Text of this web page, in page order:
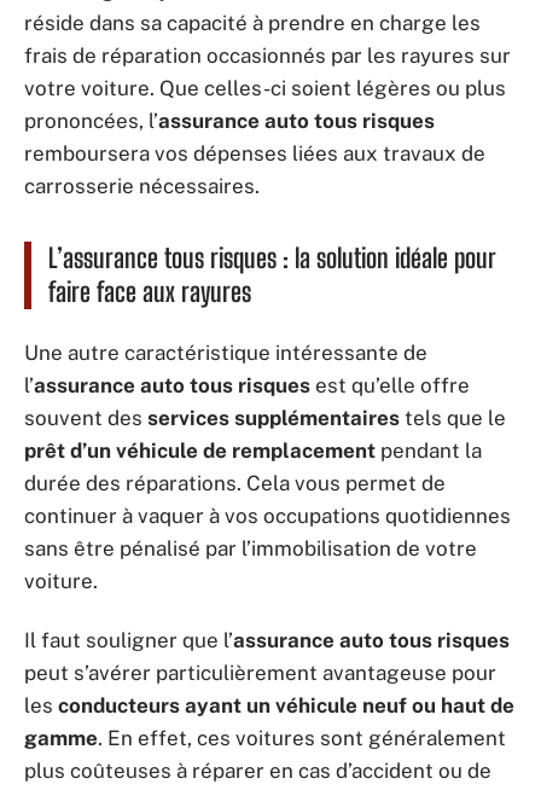
réside dans sa capacité à prendre en charge les
frais de réparation occasionnés par les rayures sur
votre voiture. Que celles-ci soient légères ou plus
prononcées, l’assurance auto tous risques
remboursera vos dépenses liées aux travaux de
carrosserie nécessaires.
L’assurance tous risques : la solution idéale pour
faire face aux rayures
Une autre caractéristique intéressante de
l’assurance auto tous risques est qu’elle offre
souvent des services supplémentaires tels que le
prêt d’un véhicule de remplacement pendant la
durée des réparations. Cela vous permet de
continuer à vaquer à vos occupations quotidiennes
sans être pénalisé par l’immobilisation de votre
voiture.
Il faut souligner que l’assurance auto tous risques
peut s’avérer particulièrement avantageuse pour
les conducteurs ayant un véhicule neuf ou haut de
gamme. En effet, ces voitures sont généralement
plus coûteuses à réparer en cas d’accident ou de